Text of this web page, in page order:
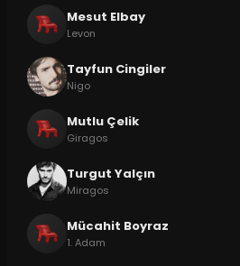
Mesut Elbay
Levon
Tayfun Cingiler
Nigo
Mutlu Çelik
Giragos
Turgut Yalçın
Miragos
Mücahit Boyraz
1. Adam